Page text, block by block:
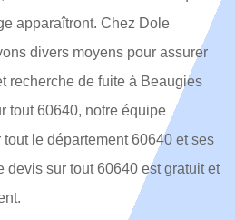
apparaîtront. Chez Dole
divers moyens pour assurer
recherche de fuite à Beaugies
tout 60640, notre équipe
le département 60640 et ses
devis sur tout 60640 est gratuit et